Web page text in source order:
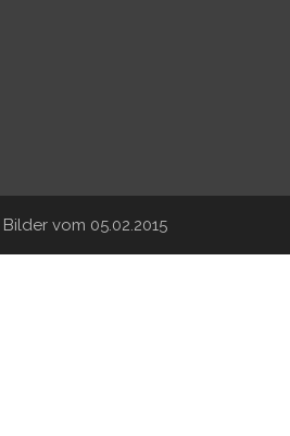
Bilder vom 05.02.2015